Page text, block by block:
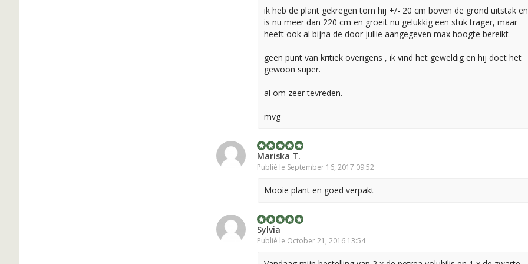
ik heb de plant gekregen torn hij +/- 20 cm boven de grond uitstak en
is nu meer dan 220 cm en groeit nu gelukkig een stuk trager, maar
heeft ook al bijna de door jullie aangegeven max hoogte bereikt
geen punt van kritiek overigens , ik vind het geweldig en hij doet het
gewoon super.
al om zeer tevreden.
mvg
Mariska T.
Publié le September 16, 2017 09:52
Mooie plant en goed verpakt
Sylvia
Publié le October 21, 2016 13:54